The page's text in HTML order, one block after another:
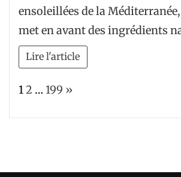
ensoleillées de la
met en avant des ingrédients
Lire l'article
Page:
1 2 … 199 Next
»